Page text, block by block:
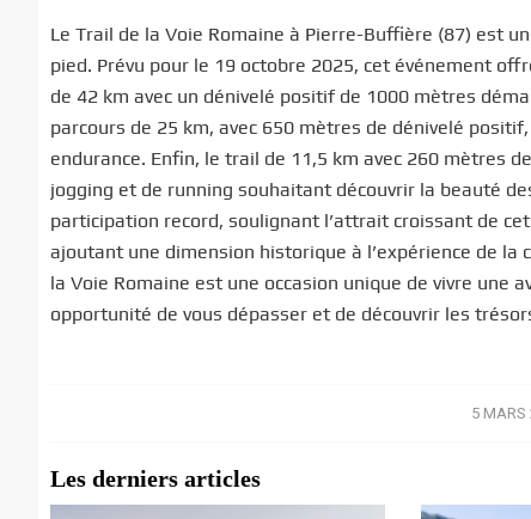
Le Trail de la Voie Romaine à Pierre-Buffière (87) est
pied. Prévu pour le 19 octobre 2025, cet événement
de 42 km avec un dénivelé positif de 1000 mètres
parcours de 25 km, avec 650 mètres de dénivelé
endurance. Enfin, le trail de 11,5 km avec 260 mètres
jogging et de running souhaitant découvrir la beauté
participation record, soulignant l’attrait croissant de
ajoutant une dimension historique à l’expérience de la
la Voie Romaine est une occasion unique de vivre
opportunité de vous dépasser et de découvrir les
5 MARS
/
Les derniers articles